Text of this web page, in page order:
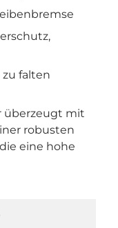
zu falten
überzeugt mit
robusten
eine hohe